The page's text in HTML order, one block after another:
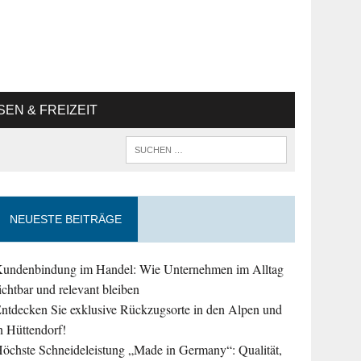
& FREIZEIT
NEUESTE BEITRÄGE
im Handel: Wie Unternehmen im Alltag
und relevant bleiben
Sie exklusive Rückzugsorte in den Alpen und
Hüttendorf!
Schneideleistung „Made in Germany“: Qualität,